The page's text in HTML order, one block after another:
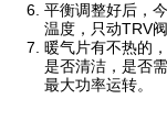
平衡调整好后，
温度，只动TRV阀
暖气片有不热的
是否清洁，是否
最大功率运转。